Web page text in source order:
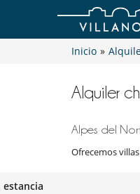
Inicio »
Alquiler
Alpes del
Ofrecemos
estancia